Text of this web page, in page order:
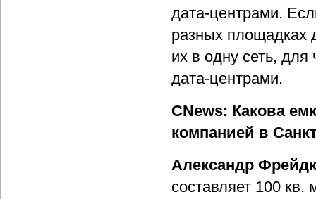
дата-центрами.
разных площадках
их в одну сеть,
дата-центрами.
CNews: Какова
компанией в
Александр
составляет 100